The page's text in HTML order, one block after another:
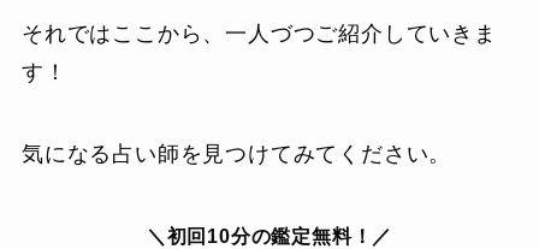
それではここから、一人づつご紹介していきま
す！
気になる占い師を見つけてみてください。
＼初回10分の鑑定無料！／